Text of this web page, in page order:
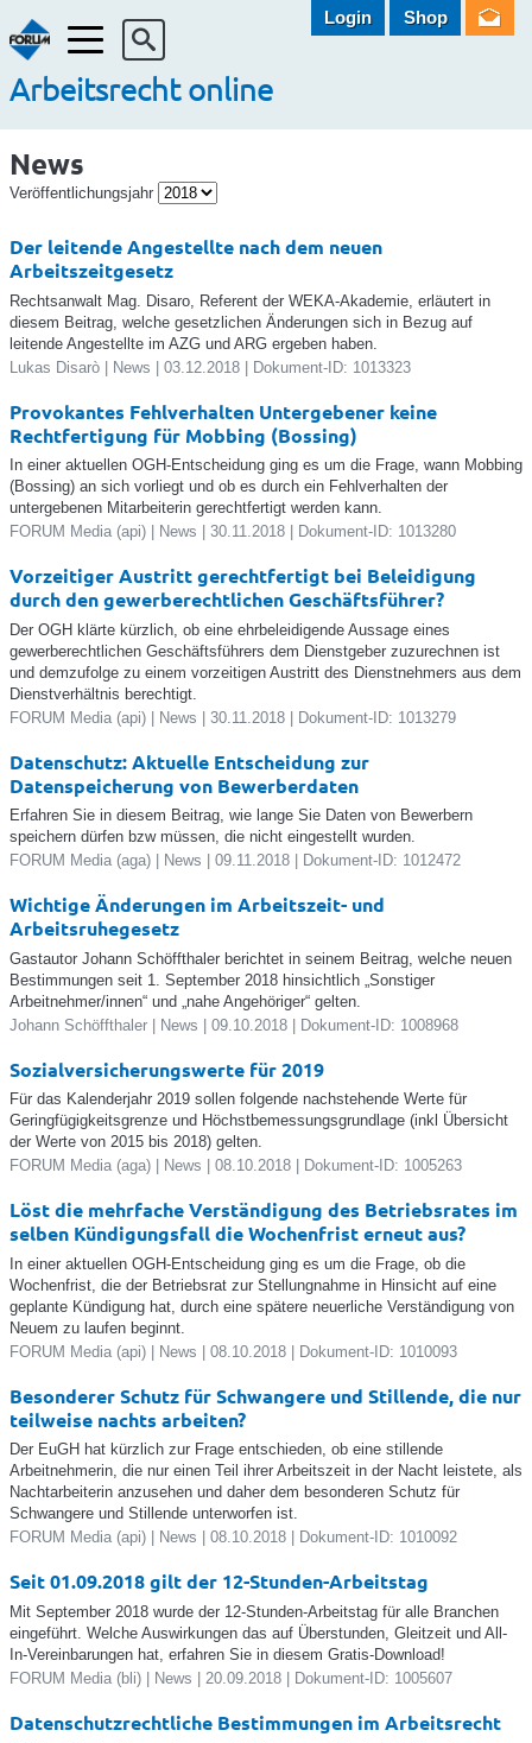
Menü
Arbeitsrecht online
Login Shop
News
Veröffentlichungsjahr
Der leitende Angestellte nach dem neuen
Arbeitszeitgesetz
Rechtsanwalt Mag. Disaro, Referent der WEKA-Akademie, erläutert in
diesem Beitrag, welche gesetzlichen Änderungen sich in Bezug auf
leitende Angestellte im AZG und ARG ergeben haben.
Lukas Disarò | News | 03.12.2018 | Dokument-ID: 1013323
Provokantes Fehlverhalten Untergebener keine
Rechtfertigung für Mobbing (Bossing)
In einer aktuellen OGH-Entscheidung ging es um die Frage, wann Mobbing
(Bossing) an sich vorliegt und ob es durch ein Fehlverhalten der
untergebenen Mitarbeiterin gerechtfertigt werden kann.
FORUM Media (api) | News | 30.11.2018 | Dokument-ID: 1013280
Vorzeitiger Austritt gerechtfertigt bei Beleidigung
durch den gewerberechtlichen Geschäftsführer?
Der OGH klärte kürzlich, ob eine ehrbeleidigende Aussage eines
gewerberechtlichen Geschäftsführers dem Dienstgeber zuzurechnen ist
und demzufolge zu einem vorzeitigen Austritt des Dienstnehmers aus dem
Dienstverhältnis berechtigt.
FORUM Media (api) | News | 30.11.2018 | Dokument-ID: 1013279
Datenschutz: Aktuelle Entscheidung zur
Datenspeicherung von Bewerberdaten
Erfahren Sie in diesem Beitrag, wie lange Sie Daten von Bewerbern
speichern dürfen bzw müssen, die nicht eingestellt wurden.
FORUM Media (aga) | News | 09.11.2018 | Dokument-ID: 1012472
Wichtige Änderungen im Arbeitszeit- und
Arbeitsruhegesetz
Gastautor Johann Schöffthaler berichtet in seinem Beitrag, welche neuen
Bestimmungen seit 1. September 2018 hinsichtlich „Sonstiger
Arbeitnehmer/innen“ und „nahe Angehöriger“ gelten.
Johann Schöffthaler | News | 09.10.2018 | Dokument-ID: 1008968
Sozialversicherungswerte für 2019
Für das Kalenderjahr 2019 sollen folgende nachstehende Werte für
Geringfügigkeitsgrenze und Höchstbemessungsgrundlage (inkl Übersicht
der Werte von 2015 bis 2018) gelten.
FORUM Media (aga) | News | 08.10.2018 | Dokument-ID: 1005263
Löst die mehrfache Verständigung des Betriebsrates im
selben Kündigungsfall die Wochenfrist erneut aus?
In einer aktuellen OGH-Entscheidung ging es um die Frage, ob die
Wochenfrist, die der Betriebsrat zur Stellungnahme in Hinsicht auf eine
geplante Kündigung hat, durch eine spätere neuerliche Verständigung von
Neuem zu laufen beginnt.
FORUM Media (api) | News | 08.10.2018 | Dokument-ID: 1010093
Besonderer Schutz für Schwangere und Stillende, die nur
teilweise nachts arbeiten?
Der EuGH hat kürzlich zur Frage entschieden, ob eine stillende
Arbeitnehmerin, die nur einen Teil ihrer Arbeitszeit in der Nacht leistete, als
Nachtarbeiterin anzusehen und daher dem besonderen Schutz für
Schwangere und Stillende unterworfen ist.
FORUM Media (api) | News | 08.10.2018 | Dokument-ID: 1010092
Seit 01.09.2018 gilt der 12-Stunden-Arbeitstag
Mit September 2018 wurde der 12-Stunden-Arbeitstag für alle Branchen
eingeführt. Welche Auswirkungen das auf Überstunden, Gleitzeit und All-
In-Vereinbarungen hat, erfahren Sie in diesem Gratis-Download!
FORUM Media (bli) | News | 20.09.2018 | Dokument-ID: 1005607
Datenschutzrechtliche Bestimmungen im Arbeitsrecht